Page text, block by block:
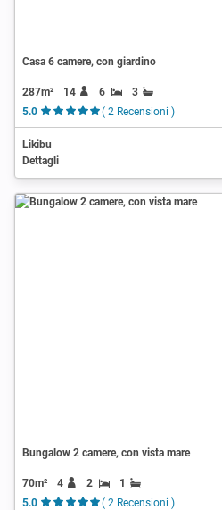
Casa 6 camere, con giardino
287m² 14 6
3
5.0
( 2 Recensioni )
Likibu
Dettagli
Bungalow 2 camere, con vista mare
70m² 4 2
1
5.0
( 2 Recensioni )